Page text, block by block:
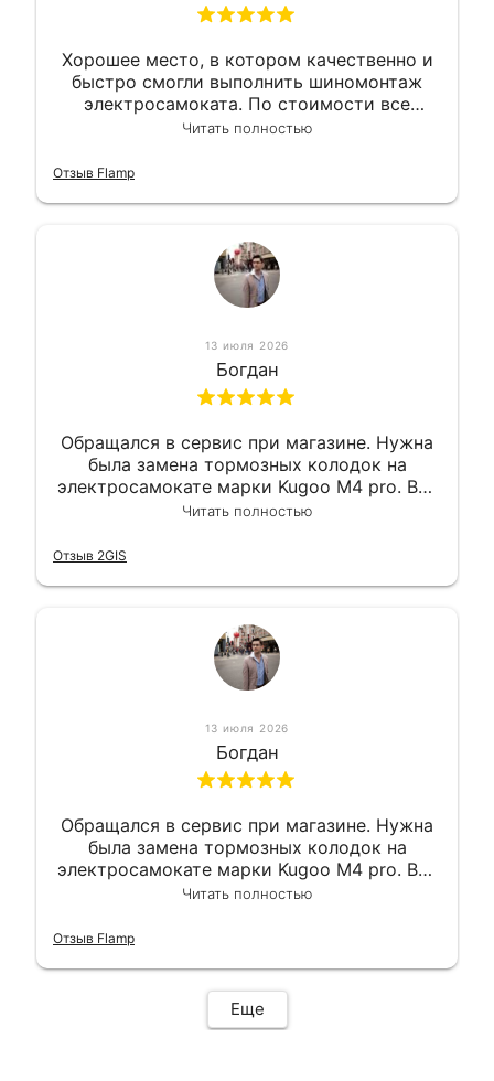
Хорошее место, в котором качественно и
быстро смогли выполнить шиномонтаж
электросамоката. По стоимости все
вышло вообще приемлемо хочу сказать.
Читать полностью
Отзыв Flamp
13 июля 2026
Богдан
Обращался в сервис при магазине. Нужна
была замена тормозных колодок на
электросамокате марки Kugoo M4 pro. Всё
сделали в лучшем виде и в максимально
гарантии, поэтому и обратился в этот
Читать полностью
Отзыв 2GIS
13 июля 2026
Богдан
Обращался в сервис при магазине. Нужна
была замена тормозных колодок на
электросамокате марки Kugoo M4 pro. Всё
сделали в лучшем виде и в максимально
гарантии, поэтому и обратился в этот
Читать полностью
Отзыв Flamp
Еще